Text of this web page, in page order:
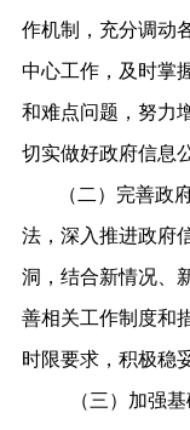
作机制，充分调动
中心工作，及时掌
和难点问题，努力
切实做好政府信息
（二）完善政
法，深入推进政府
洞，结合新情况、
善相关工作制度和
时限要求，积极稳
（三）加强